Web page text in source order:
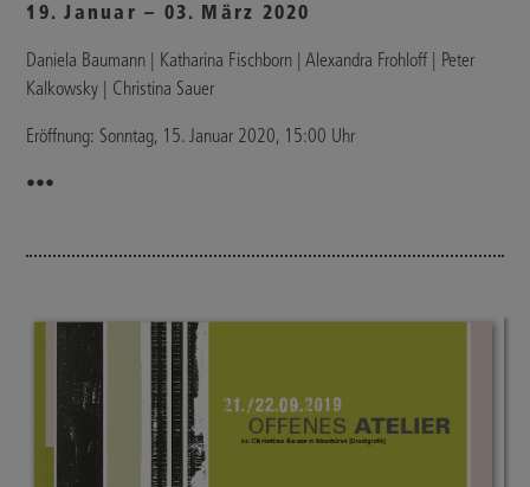
19. Januar – 03. März 2020
Daniela Baumann | Katharina Fischborn | Alexandra Frohloff | Peter
Kalkowsky | Christina Sauer
Eröffnung: Sonntag, 15. Januar 2020, 15:00 Uhr
•••